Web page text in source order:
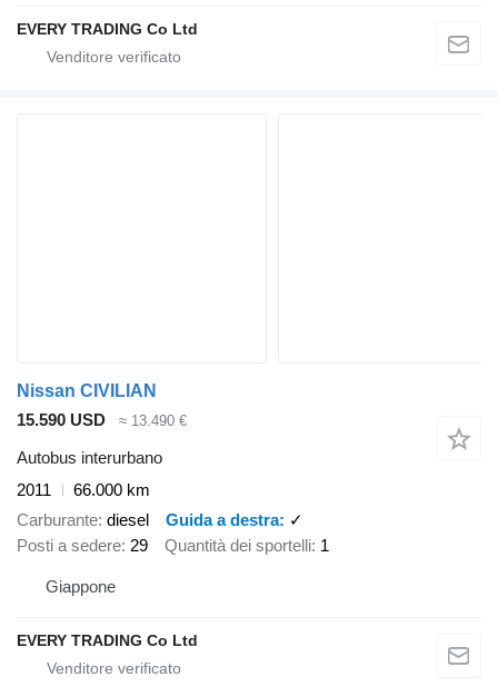
EVERY TRADING Co Ltd
Nissan CIVILIAN
15.590 USD
≈ 13.490 €
Autobus interurbano
2011
66.000 km
Carburante diesel Guida a destra
✓
Posti a sedere 29 Quantità dei sportelli 1
Giappone
EVERY TRADING Co Ltd